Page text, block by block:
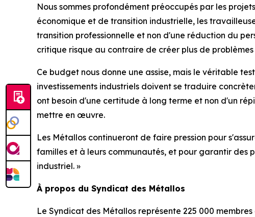
Nous sommes profondément préoccupés par les
économique et de transition industrielle, les
transition professionnelle et non d'une réduction du
critique risque au contraire de créer plus de
Ce budget nous donne une assise, mais le véritable
investissements industriels doivent se traduire
ont besoin d'une certitude à long terme et non d'un
mettre en œuvre.
Les Métallos continueront de faire pression pour
familles et à leurs communautés, et pour garantir
industriel. »
À propos du Syndicat des Métallos
Le Syndicat des Métallos représente 225 000